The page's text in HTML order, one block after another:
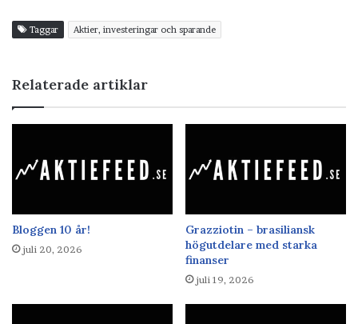
Taggar Aktier, investeringar och sparande
Relaterade artiklar
Bloggen 10 år!
juli 20, 2026
Grazziotin – brasiliansk
högutdelare med starka
finanser
juli 19, 2026